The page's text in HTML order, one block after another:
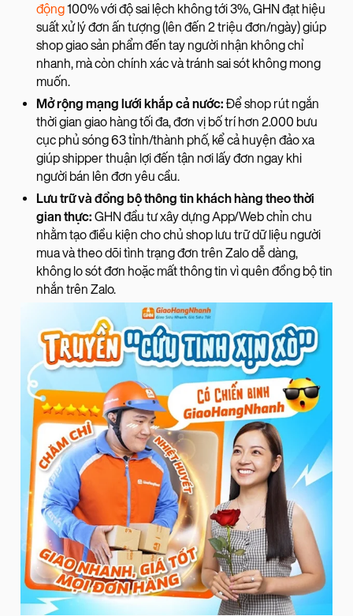
động100% với độ sai lệch không tới 3%, GHN đạt hiệu
suất xử lý đơn ấn tượng (lên đến 2 triệu đơn/ngày) giúp
shop giao sản phẩm đến tay người nhận không chỉ
nhanh, mà còn chính xác và tránh sai sót không mong
muốn.
Mở rộng mạng lưới khắp cả nước:Để shop rút ngắn
thời gian giao hàng tối đa, đơn vị bố trí hơn 2.000 bưu
cục phủ sóng 63 tỉnh/thành phố, kể cả huyện đảo xa
giúp shipper thuận lợi đến tận nơi lấy đơn ngay khi
người bán lên đơn yêu cầu.
Lưu trữ và đồng bộ thông tin khách hàng theo thời
gian thực: GHN đầu tư xây dựng App/Web chỉn chu
nhằm tạo điều kiện cho chủ shop lưu trữ dữ liệu người
mua và theo dõi tình trạng đơn trên Zalo dễ dàng,
không lo sót đơn hoặc mất thông tin vì quên đồng bộ tin
nhắn trên Zalo.